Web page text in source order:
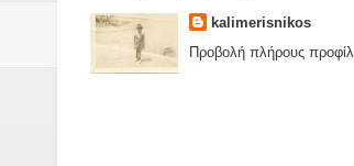
kalimerisnikos
Προβολή πλήρους προφίλ